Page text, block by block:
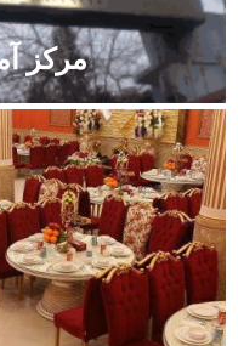
مرکز